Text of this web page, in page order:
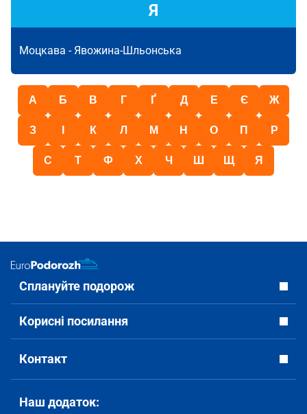
Я
Моцкава - Явожина-Шльонська
А Б В Г Ґ Д Е Є Ж
З К Л М Н О П Р
С Т Ф Х Ч Ш Щ Я
Сплануйте подорож
Корисні посилання
Контакт
Наш додаток: